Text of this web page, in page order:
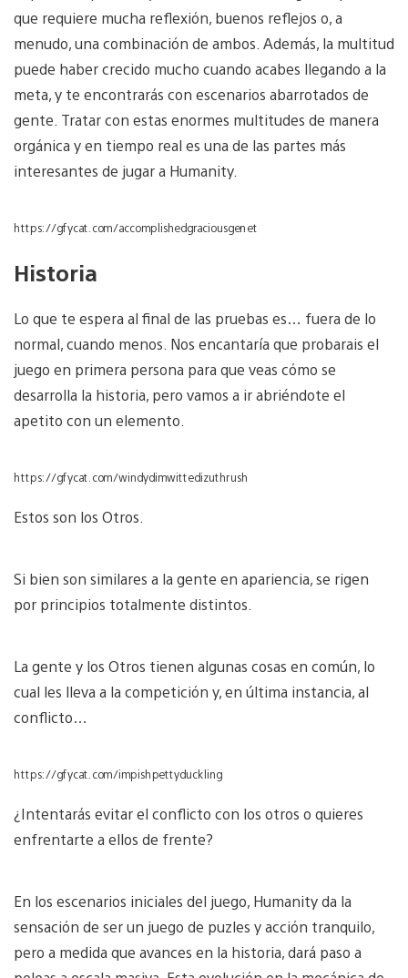
que requiere mucha reflexión, buenos reflejos o, a
menudo, una combinación de ambos. Además, la multitud
puede haber crecido mucho cuando acabes llegando a la
meta, y te encontrarás con escenarios abarrotados de
gente. Tratar con estas enormes multitudes de manera
orgánica y en tiempo real es una de las partes más
interesantes de jugar a Humanity.
https://gfycat.com/accomplishedgraciousgenet
Historia
Lo que te espera al final de las pruebas es… fuera de lo
normal, cuando menos. Nos encantaría que probarais el
juego en primera persona para que veas cómo se
desarrolla la historia, pero vamos a ir abriéndote el
apetito con un elemento.
https://gfycat.com/windydimwittedizuthrush
Estos son los Otros.
Si bien son similares a la gente en apariencia, se rigen
por principios totalmente distintos.
La gente y los Otros tienen algunas cosas en común, lo
cual les lleva a la competición y, en última instancia, al
conflicto…
https://gfycat.com/impishpettyduckling
¿Intentarás evitar el conflicto con los otros o quieres
enfrentarte a ellos de frente?
En los escenarios iniciales del juego, Humanity da la
sensación de ser un juego de puzles y acción tranquilo,
pero a medida que avances en la historia, dará paso a